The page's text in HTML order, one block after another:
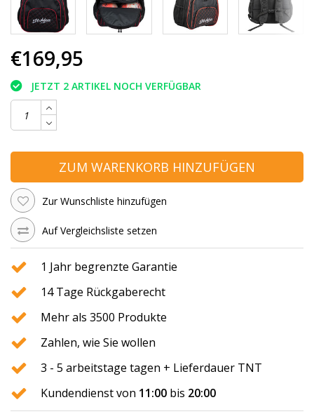
€169,95
JETZT 2 ARTIKEL NOCH VERFÜGBAR
ZUM WARENKORB HINZUFÜGEN
Zur Wunschliste hinzufügen
Auf Vergleichsliste setzen
1 Jahr begrenzte Garantie
14 Tage Rückgaberecht
Mehr als 3500 Produkte
Zahlen, wie Sie wollen
3 - 5 arbeitstage tagen + Lieferdauer TNT
Kundendienst von 11:00 bis 20:00